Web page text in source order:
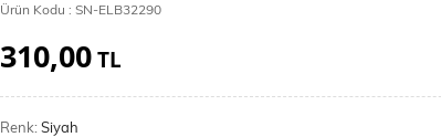
Ürün Kodu : SN-ELB32290
310,00TL
Renk:Siyah